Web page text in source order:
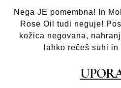
Nega JE pomembna! In
Rose Oil tudi neguje!
kožica negovana,
lahko rečeš suhi